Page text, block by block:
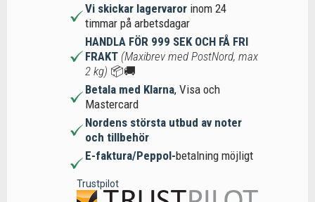
Vi skickar lagervaror inom 24
timmar på arbetsdagar
HANDLA FÖR 999 SEK OCH FÅ FRI
FRAKT (Maxibrev med PostNord, max
2 kg) 📦🚚
Betala med Klarna, Visa och
Mastercard
Nordens största utbud av noter
och tillbehör
E-faktura/Peppol-betalning möjligt
Trustpilot